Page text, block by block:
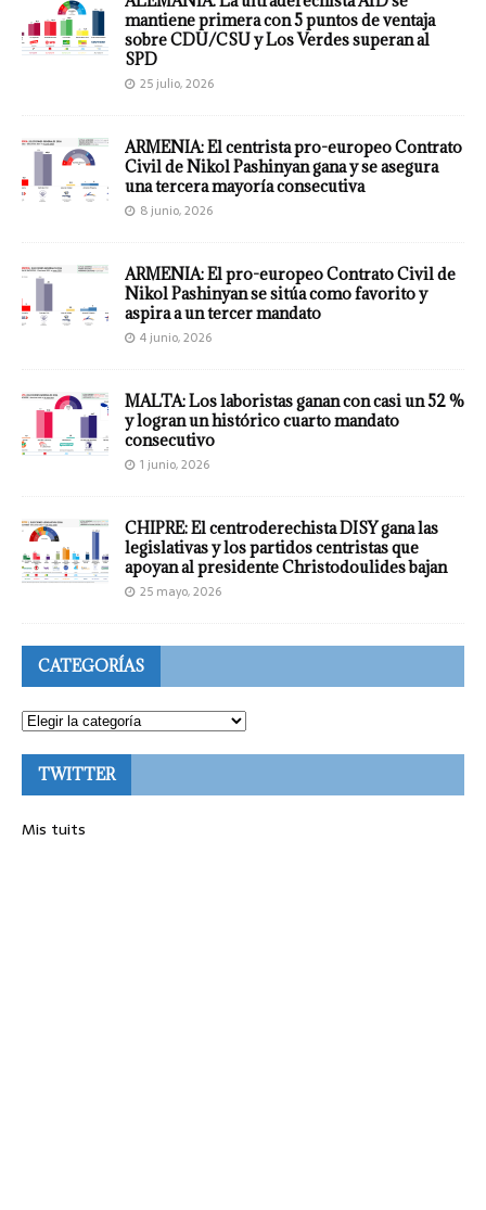
mantiene primera con 5 puntos de ventaja
sobre CDU/CSU y Los Verdes superan al
SPD
25 julio, 2026
ARMENIA: El centrista pro-europeo Contrato
Civil de Nikol Pashinyan gana y se asegura
una tercera mayoría consecutiva
8 junio, 2026
ARMENIA: El pro-europeo Contrato Civil de
Nikol Pashinyan se sitúa como favorito y
aspira a un tercer mandato
4 junio, 2026
MALTA: Los laboristas ganan con casi un 52 %
y logran un histórico cuarto mandato
consecutivo
1 junio, 2026
CHIPRE: El centroderechista DISY gana las
legislativas y los partidos centristas que
apoyan al presidente Christodoulides bajan
25 mayo, 2026
CATEGORÍAS
TWITTER
Mis tuits